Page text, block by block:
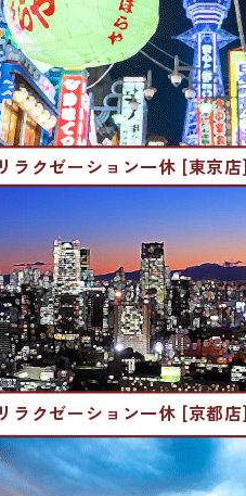
ラクゼーション一休 [東京
ラクゼーション一休 [京都